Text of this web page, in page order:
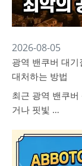
2026-08-05
광역 밴쿠버 대
대처하는 방법
최근 광역 밴쿠
거나 핏빛 …